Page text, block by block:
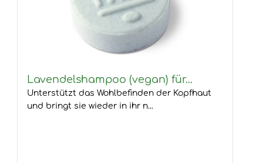
Lavendelshampoo (vegan) für...
Unterstützt das Wohlbefinden der Kopfhaut
und bringt sie wieder in ihr n...